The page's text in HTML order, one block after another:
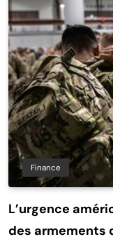
Finance
L’urgence
des armements